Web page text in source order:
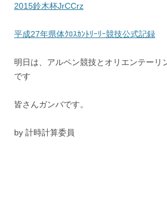
2015鈴木杯JrCCrz
平成27年県体ｸﾛｽｶﾝﾄﾘｰﾘｰ競技公式記録
明日は、アルペン競技とオリエンテーリ
です
皆さんガンバです。
by 計時計算委員